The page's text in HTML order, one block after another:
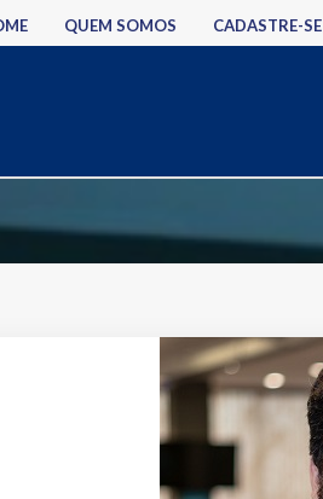
QUEM SOMOS CADASTRE-SE